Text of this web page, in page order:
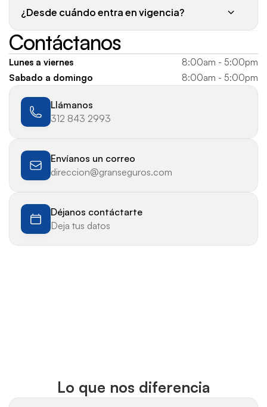
¿Desde cuándo entra en vigencia?
Contáctanos
Lunes a viernes
8:00am - 5:00pm
Sabado a domingo
8:00am - 5:00pm
Llámanos
312 843 2993
Envíanos un correo
direccion@granseguros.com
Déjanos contáctarte
Deja tus datos
Lo que nos diferencia